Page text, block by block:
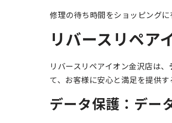
修理の待ち時間をショッピング
リバースリペア
リバースリペアイオン金沢店は、
て、お客様に安心と満足を提供す
データ保護：デー